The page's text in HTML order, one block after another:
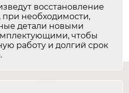
восстановление
при необходимости,
детали новыми
чтобы
работу и долгий срок